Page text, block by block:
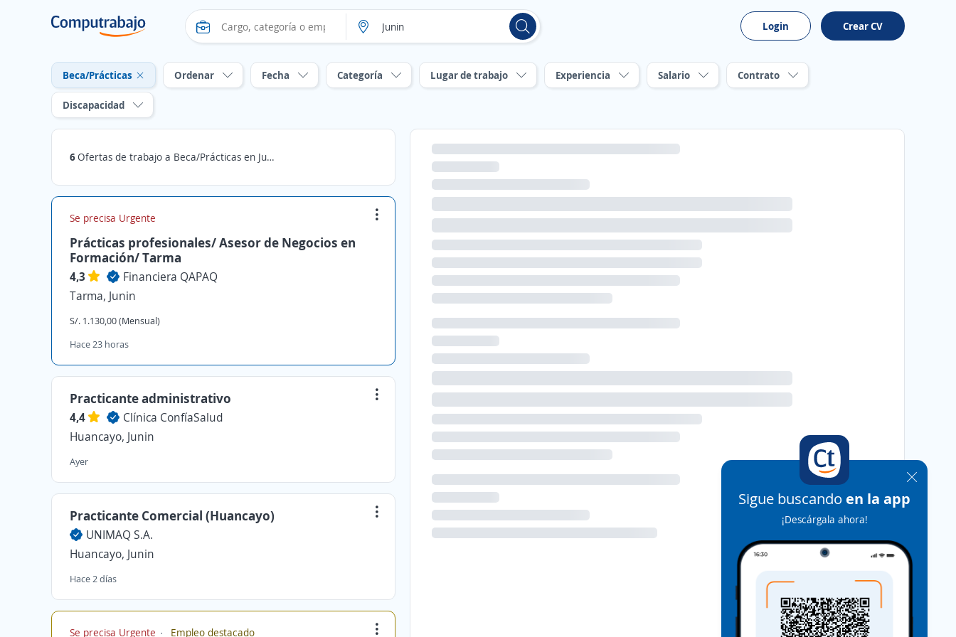
Login Crear CV
Beca/Prácticas Ordenar Fecha Categoría Lugar de trabajo Experiencia Salario Contrato
Discapacidad
6Ofertas de trabajo a Beca/Prácticas en Junin
Se precisa Urgente
Prácticas profesionales/ Asesor de Negocios en
Formación/ Tarma
4,3
Financiera QAPAQ
Tarma, Junin
S/. 1.130,00 (Mensual)
Hace 23 horas
Practicante administrativo
4,4
Clínica ConfíaSalud
Huancayo, Junin
Ayer
Practicante Comercial (Huancayo)
UNIMAQ S.A.
Huancayo, Junin
Hace 2 días
Se precisa Urgente Empleo destacado
Sigue buscando en la app
¡Descárgala ahora!